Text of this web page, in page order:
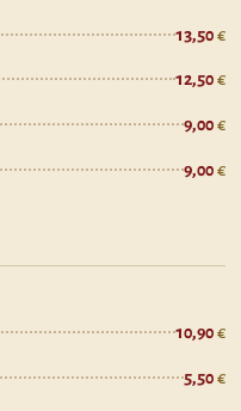
13,50
12,50
9,00
9,00
10,90
5,50